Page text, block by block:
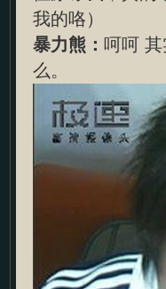
我的咯）
暴力熊： 呵呵
么。